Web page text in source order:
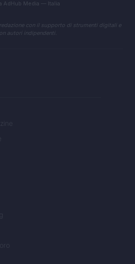
AdHub Media — Italia
con il supporto di strumenti digitali e
autori indipendenti.